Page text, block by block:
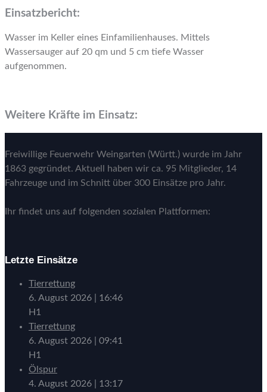
Einsatzbericht:
Wasser im Keller eines Einfamilienhauses. Mittels
Wassersauger auf 20 qm und 5 cm tiefe Wasser
aufgenommen.
Weitere Kräfte im Einsatz:
Freiwillige Feuerwehr Weingarten (Württ.) wurde im Jahr
1863 gegründet. Aktuell haben wir ca. 95 Mitglieder, 14
Fahrzeuge und im Schnitt über 300 Einsätze pro Jahr.
Ihr findet uns auf folgenden sozialen Plattformen:
Letzte Einsätze
Tierrettung
6. August 2026
16:46
H1
Tierrettung
6. August 2026
09:41
H1
Ölspur
4. August 2026
13:17